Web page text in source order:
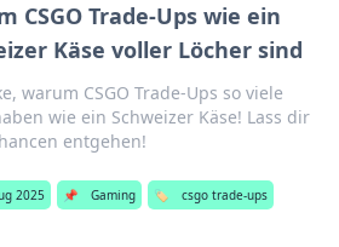
CSGO Trade-Ups wie ein
Käse voller Löcher sind
warum CSGO Trade-Ups so viele
wie ein Schweizer Käse! Lass dir
entgehen!
2025 📌 Gaming 🏷️ csgo trade-ups